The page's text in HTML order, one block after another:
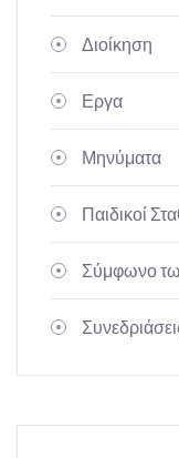
Διοίκηση
Εργα
Μηνύματα
Παιδικοί
Σύμφωνο